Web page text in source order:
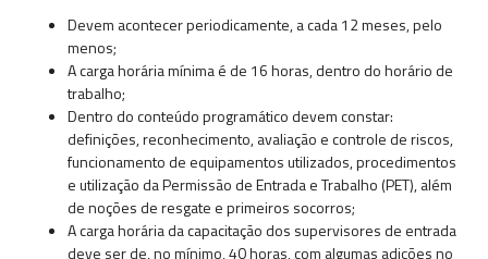
Devem acontecer periodicamente, a cada 12 meses, pelo
menos;
A carga horária mínima é de 16 horas, dentro do horário de
trabalho;
Dentro do conteúdo programático devem constar:
definições, reconhecimento, avaliação e controle de riscos,
funcionamento de equipamentos utilizados, procedimentos
e utilização da Permissão de Entrada e Trabalho (PET), além
de noções de resgate e primeiros socorros;
A carga horária da capacitação dos supervisores de entrada
deve ser de, no mínimo, 40 horas, com algumas adições no